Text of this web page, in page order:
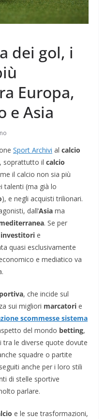
dei gol, i
Europa,
e Asia
Sport Archivi al calcio
soprattutto il calcio
il calcio non sia più
talenti (ma già lo
), e negli acquisti trilionari.
dall’Asia ma
. Se per
investitori e
quasi esclusivamente
e mediatico va
, che incide sul
sui migliori marcatori e
scommesse sistema
del mondo betting,
tra le diverse quote dovute
squadre o partite
anche per i loro stili
di stelle sportive
parlare.
e le sue trasformazioni,